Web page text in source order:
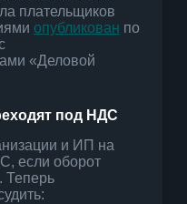
плательщиков
опубликован по
«Деловой
под НДС
и ИП на
если оборот
Теперь